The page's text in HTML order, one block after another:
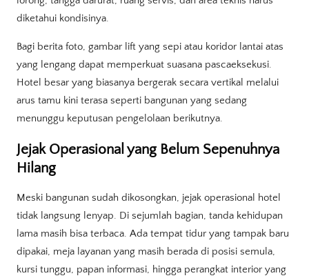
diketahui kondisinya.
Bagi berita foto, gambar lift yang sepi atau koridor lantai atas
yang lengang dapat memperkuat suasana pascaeksekusi.
Hotel besar yang biasanya bergerak secara vertikal melalui
arus tamu kini terasa seperti bangunan yang sedang
menunggu keputusan pengelolaan berikutnya.
Jejak Operasional yang Belum Sepenuhnya
Hilang
Meski bangunan sudah dikosongkan, jejak operasional hotel
tidak langsung lenyap. Di sejumlah bagian, tanda kehidupan
lama masih bisa terbaca. Ada tempat tidur yang tampak baru
dipakai, meja layanan yang masih berada di posisi semula,
kursi tunggu, papan informasi, hingga perangkat interior yang